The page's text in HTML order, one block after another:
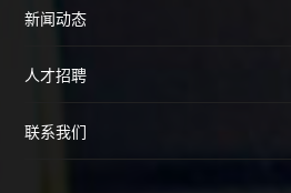
新闻动态
人才招聘
联系我们